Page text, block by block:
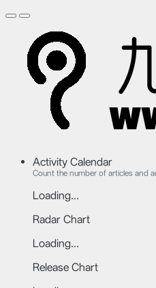
Activity Calendar
Count the number of articles and
Loading...
Radar Chart
Loading...
Release Chart